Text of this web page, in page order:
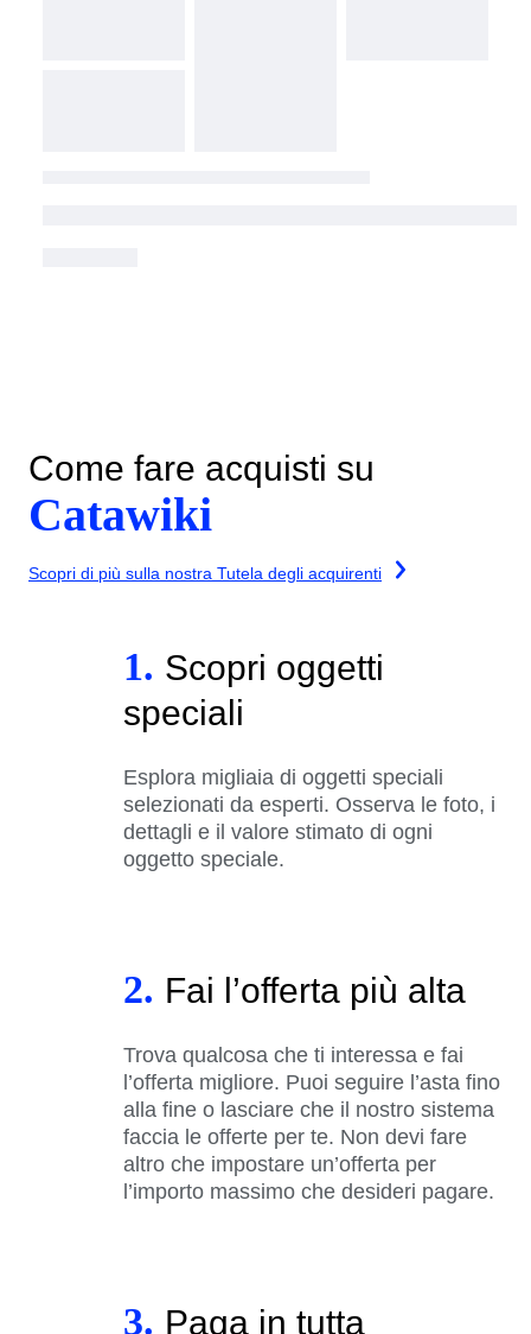
Come fare acquisti su
Catawiki
Scopri di più sulla nostra Tutela degli acquirenti
1. Scopri oggetti
speciali
Esplora migliaia di oggetti speciali
selezionati da esperti. Osserva le foto, i
dettagli e il valore stimato di ogni
oggetto speciale.
2. Fai l’offerta più alta
Trova qualcosa che ti interessa e fai
l’offerta migliore. Puoi seguire l’asta fino
alla fine o lasciare che il nostro sistema
faccia le offerte per te. Non devi fare
altro che impostare un’offerta per
l’importo massimo che desideri pagare.
3. Paga in tutta